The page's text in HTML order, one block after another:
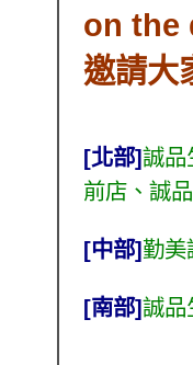
on the
邀請大
[北部]誠品
前店 、 誠
[中部]勤美
[南部]誠品